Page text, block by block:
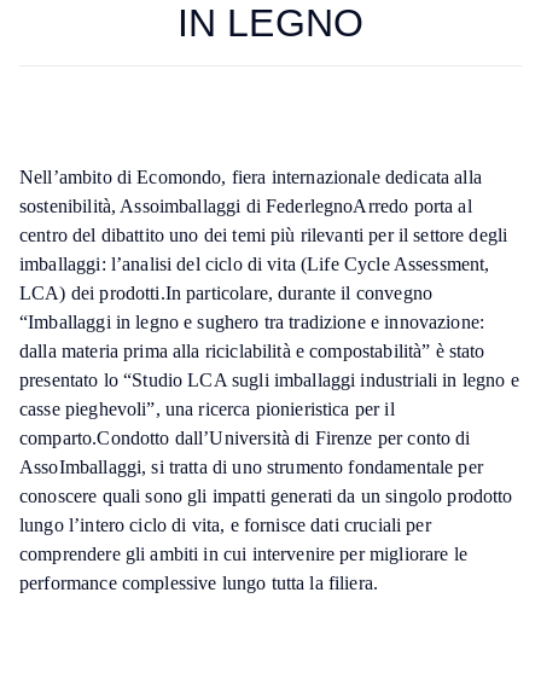
IN LEGNO
Nell’ambito di Ecomondo, fiera internazionale dedicata alla
sostenibilità, Assoimballaggi di FederlegnoArredo porta al
centro del dibattito uno dei temi più rilevanti per il settore degli
imballaggi: l’analisi del ciclo di vita (Life Cycle Assessment,
LCA) dei prodotti.In particolare, durante il convegno
“Imballaggi in legno e sughero tra tradizione e innovazione:
dalla materia prima alla riciclabilità e compostabilità” è stato
presentato lo “Studio LCA sugli imballaggi industriali in legno e
casse pieghevoli”, una ricerca pionieristica per il
comparto.Condotto dall’Università di Firenze per conto di
AssoImballaggi, si tratta di uno strumento fondamentale per
conoscere quali sono gli impatti generati da un singolo prodotto
lungo l’intero ciclo di vita, e fornisce dati cruciali per
comprendere gli ambiti in cui intervenire per migliorare le
performance complessive lungo tutta la filiera.